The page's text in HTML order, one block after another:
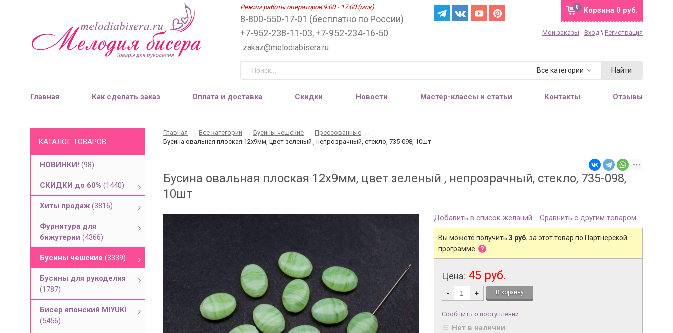
Режим работы операторов 9:00 - 17:00 (мск)
8-800-550-17-01 (бесплатно по России)
+7-952-238-11-03, +7-952-234-16-50
zakaz@melodiabisera.ru
Корзина 0 руб.
0
Мои заказы Вход \ Регистрация
Все категории Найти
Главная Как сделать заказ Оплата и доставка Скидки Новости Мастер-классы и статьи Контакты Отзывы
КАТАЛОГ ТОВАРОВ
НОВИНКИ! (98)
СКИДКИ до 60% (1440)
Хиты продаж (3816)
Фурнитура для
бижутерии (4366)
Бусины чешские (3339)
Бусины для рукоделия
(1787)
Бисер японский MIYUKI
(5456)
Главная → Все категории → Бусины чешские → Прессованные →
Бусина овальная плоская 12х9мм, цвет зеленый , непрозрачный, стекло, 735-098, 10шт
Бусина овальная плоская 12х9мм, цвет зеленый , непрозрачный, стекло, 735-098,
10шт
Добавить в список желаний Сравнить с другим товаром
Вы можете получить 3 руб. за этот товар по Партнерской
программе.
Цена: 45 руб.
- +
Сообщить о поступлении
Нет в наличии